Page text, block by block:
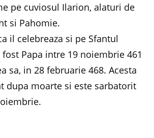
pe cuviosul Ilarion, alaturi de
si Pahomie.
il celebreaza si pe Sfantul
Papa intre 19 noiembrie 461
sa, in 28 februarie 468. Acesta
dupa moarte si este sarbatorit